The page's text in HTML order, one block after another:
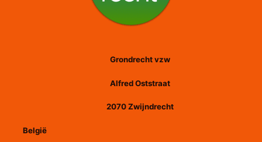
Grondrecht vzw
Alfred Oststraat
2070 Zwijndrecht
België